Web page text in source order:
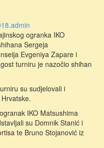
admin
ogranka IKO
Sergeja
Evgeniya Zapare i
turniru je nazočio shihan
su sudjelovali i
IKO Matsushima
su Domnik Stanić i
te Bruno Stojanović iz